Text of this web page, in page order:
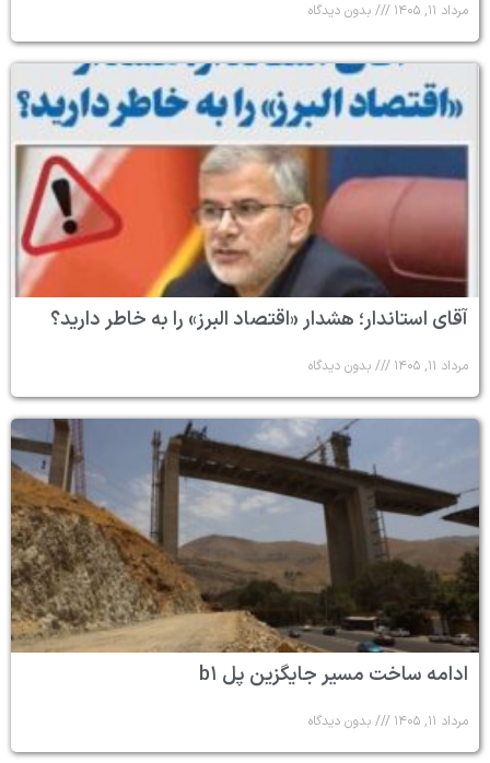
مرداد ۱۱, ۱۴۰۵ بدون دیدگاه
آقای استاندار؛ هشدار «اقتصاد البرز» را به خاطر دارید؟
مرداد ۱۱, ۱۴۰۵ بدون دیدگاه
ادامه ساخت مسیر جایگزین پل b۱
مرداد ۱۱, ۱۴۰۵ بدون دیدگاه